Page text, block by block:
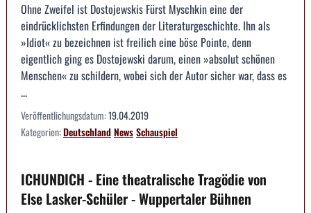
Ohne Zweifel ist Dostojewskis Fürst Myschkin eine der
eindrücklichsten Erfindungen der Literaturgeschichte. Ihn als
»Idiot« zu bezeichnen ist freilich eine böse Pointe, denn
eigentlich ging es Dostojewski darum, einen »absolut schönen
Menschen« zu schildern, wobei sich der Autor sicher war, dass es
...
Veröffentlichungsdatum:19.04.2019
Kategorien:DeutschlandNewsSchauspiel
ICHUNDICH - Eine theatralische Tragödie von
Else Lasker-Schüler - Wuppertaler Bühnen